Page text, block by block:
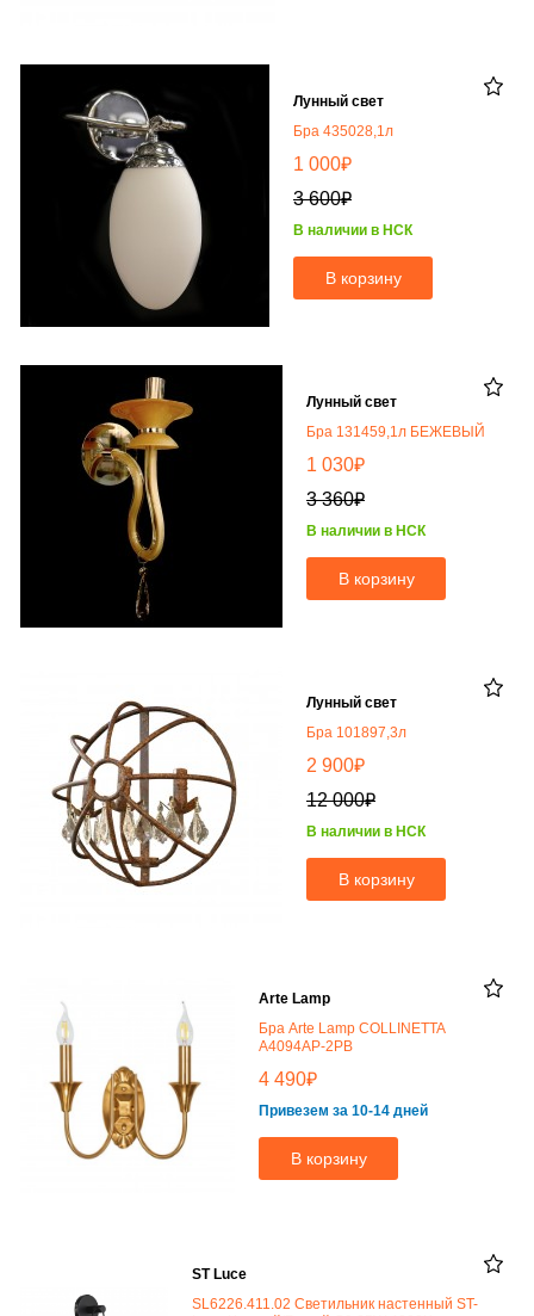
Лунный свет
Бра 435028,1л
1 000₽
3 600₽
В наличии в НСК
В корзину
Лунный свет
Бра 131459,1л БЕЖЕВЫЙ
1 030₽
3 360₽
В наличии в НСК
В корзину
Лунный свет
Бра 101897,3л
2 900₽
12 000₽
В наличии в НСК
В корзину
Arte Lamp
Бра Arte Lamp COLLINETTA
A4094AP-2PB
4 490₽
Привезем за 10-14 дней
В корзину
ST Luce
SL6226.411.02 Светильник настенный ST-